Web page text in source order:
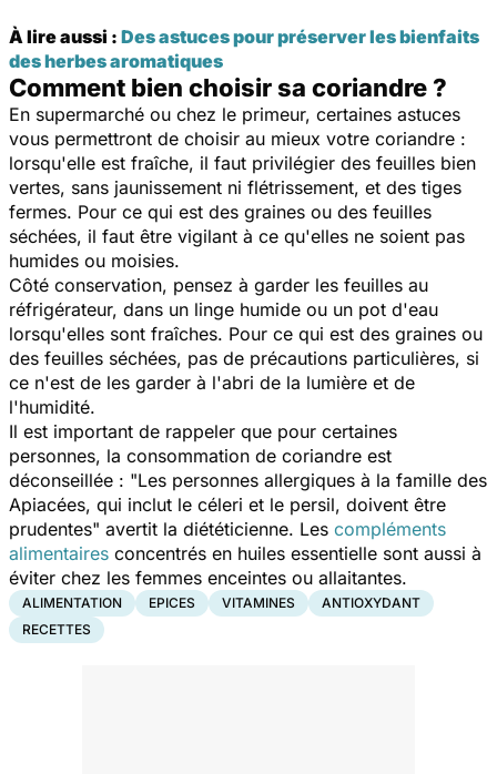
À lire aussi : Des astuces pour préserver les bienfaits
des herbes aromatiques
Comment bien choisir sa coriandre ?
En supermarché ou chez le primeur, certaines astuces
vous permettront de choisir au mieux votre coriandre :
lorsqu'elle est fraîche, il faut privilégier des feuilles bien
vertes, sans jaunissement ni flétrissement, et des tiges
fermes. Pour ce qui est des graines ou des feuilles
séchées, il faut être vigilant à ce qu'elles ne soient pas
humides ou moisies.
Côté conservation, pensez à garder les feuilles au
réfrigérateur, dans un linge humide ou un pot d'eau
lorsqu'elles sont fraîches. Pour ce qui est des graines ou
des feuilles séchées, pas de précautions particulières, si
ce n'est de les garder à l'abri de la lumière et de
l'humidité.
Il est important de rappeler que pour certaines
personnes, la consommation de coriandre est
déconseillée : "Les personnes allergiques à la famille des
Apiacées, qui inclut le céleri et le persil, doivent être
prudentes" avertit la diététicienne. Les compléments
alimentaires concentrés en huiles essentielle sont aussi à
éviter chez les femmes enceintes ou allaitantes.
ALIMENTATION EPICES VITAMINES
ANTIOXYDANT
RECETTES